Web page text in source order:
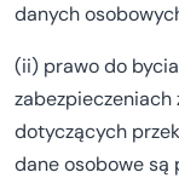
danych
(ii) prawo do
zabezpieczeniach
dotyczących
dane osobowe są